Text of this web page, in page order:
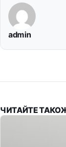
admin
ЧИТАЙТЕ